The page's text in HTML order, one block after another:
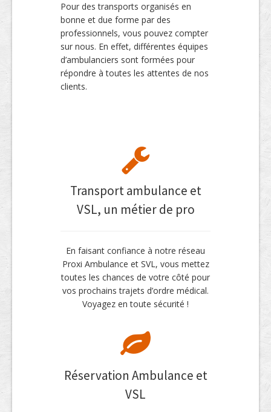
Pour des transports organisés en
bonne et due forme par des
professionnels, vous pouvez compter
sur nous. En effet, différentes équipes
d’ambulanciers sont formées pour
répondre à toutes les attentes de nos
clients.
Transport ambulance et
VSL, un métier de pro
En faisant confiance à notre réseau
Proxi Ambulance et SVL, vous mettez
toutes les chances de votre côté pour
vos prochains trajets d’ordre médical.
Voyagez en toute sécurité !
Réservation Ambulance et
VSL